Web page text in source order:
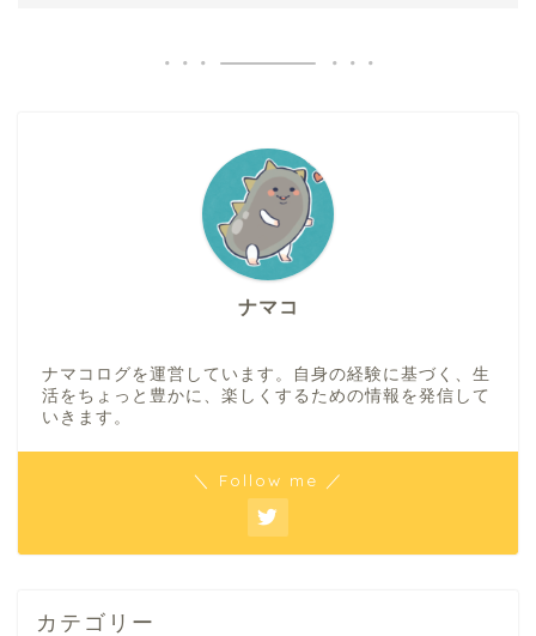
ナマコ
ナマコログを運営しています。自身の経験に基づく、生
活をちょっと豊かに、楽しくするための情報を発信して
いきます。
＼ Follow me ／
カテゴリー